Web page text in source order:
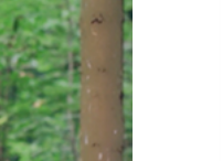
01:27
01:34
05:00
02:00